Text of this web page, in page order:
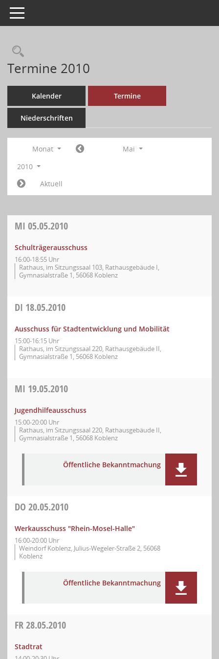
Toggle navigation
Termine 2010
Kalender Termine
Niederschriften
Monat
Mai
2010
Aktuell
MI 05.05.2010
Schulträgerausschuss
16:00-18:55 Uhr
Rathaus, im Sitzungssaal 103, Rathausgebäude I,
Gymnasialstraße 1, 56068 Koblenz
DI 18.05.2010
Ausschuss für Stadtentwicklung und Mobilität
15:00-16:15 Uhr
Rathaus, im Sitzungssaal 220, Rathausgebäude II,
Gymnasialstraße 1, 56068 Koblenz
MI 19.05.2010
Jugendhilfeausschuss
15:00-20:00 Uhr
Rathaus, im Sitzungssaal 220, Rathausgebäude II,
Gymnasialstraße 1, 56068 Koblenz
Öffentliche Bekanntmachung
DO 20.05.2010
Werkausschuss "Rhein-Mosel-Halle"
16:00-20:00 Uhr
Weindorf Koblenz, Julius-Wegeler-Straße 2, 56068
Koblenz
Öffentliche Bekanntmachung
FR28.05.2010
Stadtrat